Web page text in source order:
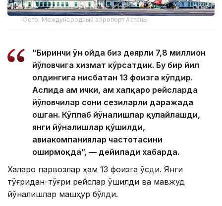
Фото: Международный аэропорт Астаны
"Биринчи ўн ойда биз деярли 7,8 миллион
йўловчига хизмат кўрсатдик. Бу бир йил
олдингига нисбатан 13 фоизга кўпдир.
Аслида ҳам ички, ҳам халқаро рейсларда
йўловчилар сони сезиларли даражада
ошган. Кўплаб йўналишлар қулайлашди,
янги йўналишлар қўшилди,
авиакомпаниялар частотасини
оширмоқда”, — дейилади хабарда.
Халқаро парвозлар ҳам 13 фоизга ўсди. Янги
тўғридан-тўғри рейслар қўшилди ва мавжуд
йўналишлар машҳур бўлди.